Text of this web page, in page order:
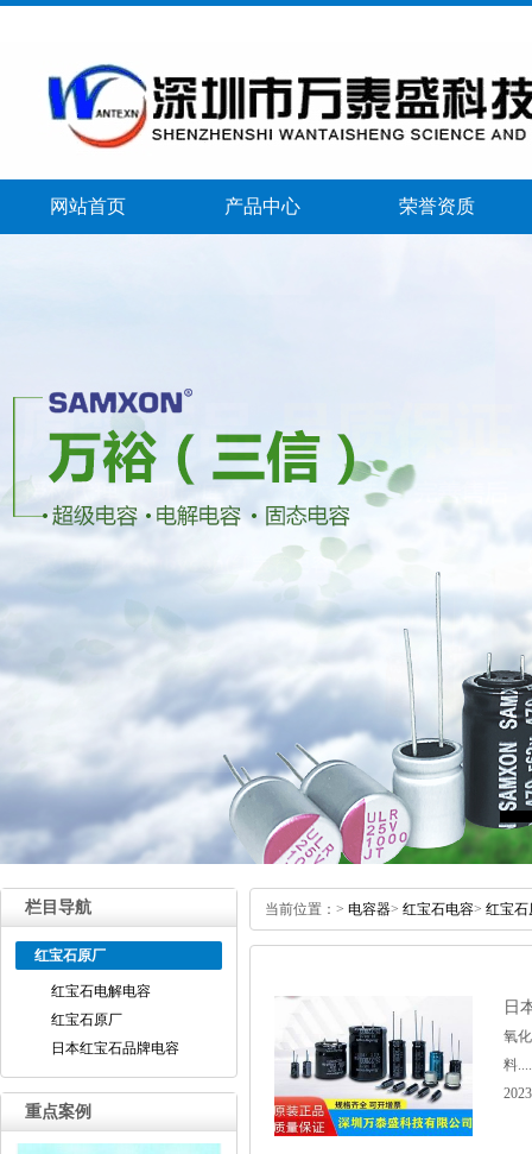
网站首页 产品中心 荣誉资质
栏目导航
红宝石原厂
红宝石电解电容
红宝石原厂
日本红宝石品牌电容
重点案例
当前位置： > 电容器> 红宝石电容> 红宝石
日
氧
料